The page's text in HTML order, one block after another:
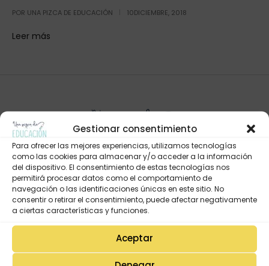
Gestionar consentimiento
Para ofrecer las mejores experiencias, utilizamos tecnologías
como las cookies para almacenar y/o acceder a la información
del dispositivo. El consentimiento de estas tecnologías nos
permitirá procesar datos como el comportamiento de
navegación o las identificaciones únicas en este sitio. No
consentir o retirar el consentimiento, puede afectar negativamente
a ciertas características y funciones.
Aceptar
POR UNA PIZCA DE EDUCACIÓN 10DICIEMBRE, 2018
Leer más
Mi Cuenta
Lista de deseos
Mi Perfil
Descargas